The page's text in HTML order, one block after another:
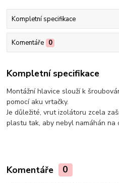
Kompletní specifikace
Komentáře 0
Kompletní specifikace
Montážní hlavice slouží k
pomocí aku vrtačky.
Je důležité, vrut izolátoru zcela
plastu tak, aby nebyl namáhán na
Komentáře 0